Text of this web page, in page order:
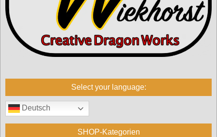
Select your language:
Deutsch
SHOP-Kategorien